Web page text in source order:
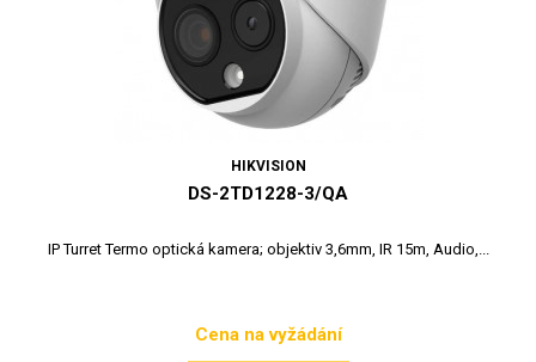
HIKVISION
DS-2TD1228-3/QA
IP Turret Termo optická kamera; objektiv 3,6mm, IR 15m, Audio,...
Cena
Cena na vyžádání